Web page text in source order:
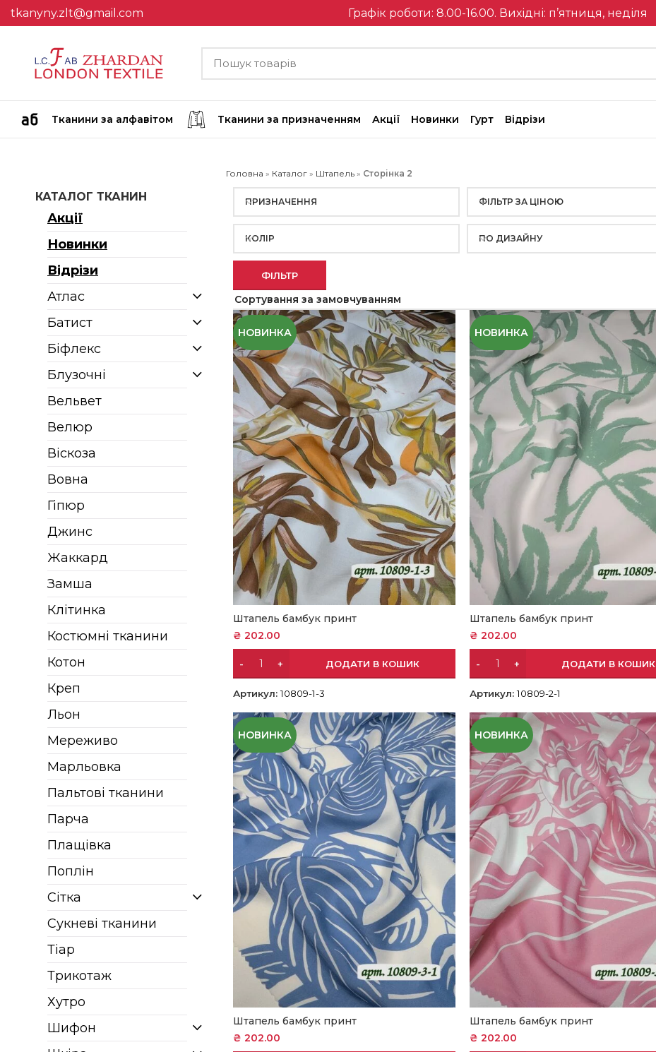
tkanyny.zlt@gmail.com Графік роботи: 8.00-16.00. Вихідні: п’ятниця, неділя
Тканини за алфавітом Тканини за призначенням Акції Новинки Гурт Відрізи
КАТАЛОГ ТКАНИН
Акції
Новинки
Відрізи
Атлас
Батист
Біфлекс
Блузочні
Вельвет
Велюр
Віскоза
Вовна
Гіпюр
Джинс
Жаккард
Замша
Клітинка
Костюмні тканини
Котон
Креп
Льон
Мереживо
Марльовка
Пальтові тканини
Парча
Плащівка
Поплін
Сітка
Сукневі тканини
Тіар
Трикотаж
Хутро
Шифон
Головна » Каталог» Штапель» Сторінка 2
ПРИЗНАЧЕННЯ ФІЛЬТР ЗА ЦІНОЮ
КОЛІР ПО ДИЗАЙНУ
ФІЛЬТР
НОВИНКА
Штапель бамбук принт
₴ 202.00
ДОДАТИ В КОШИК
Артикул:10809-1-3
НОВИНКА
Штапель бамбук принт
₴ 202.00
ДОДАТИ В КОШИК
Артикул:10809-2-1
НОВИНКА
Штапель бамбук принт
₴ 202.00
НОВИНКА
Штапель бамбук принт
₴ 202.00